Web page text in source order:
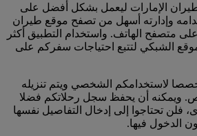
الإمارات ليعمل بشكل أفضل على
وإدارته أسهل من تصفح موقع طيران
متصفح الهاتف. واستخدام التطبيق أكثر
الشبكي لتتبع احتياجات سفركم على
لاستخدامكم الشخصي ويتم تنزيله
ويمكنه أن يحفظ سجل رحلاتكم فضلا
فلن تحتاجوا إلى إدخال التفاصيل نفسها
الدخول فيها.